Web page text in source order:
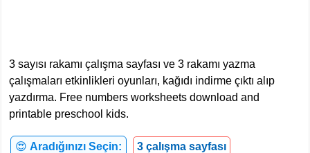
3 sayısı rakamı çalışma sayfası ve 3 rakamı yazma
çalışmaları etkinlikleri oyunları, kağıdı indirme çıktı alıp
yazdırma. Free numbers worksheets download and
printable preschool kids.
😍 Aradığınızı Seçin: 3 çalışma sayfası